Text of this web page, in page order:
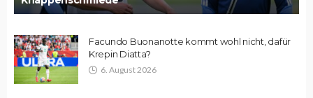
Facundo Buonanotte kommt wohl nicht, dafür
Krepin Diatta?
6. August 2026